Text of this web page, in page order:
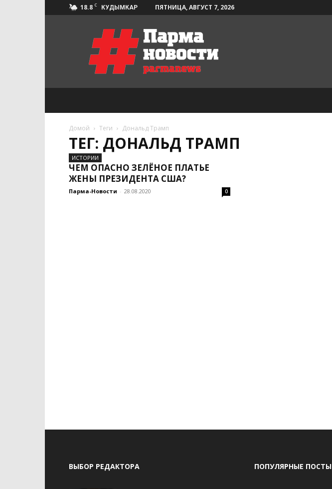
18.8 C КУДЫМКАР ПЯТНИЦА, АВГУСТ 7, 2026
Парма-
Новости
Домой Теги Дональд Трамп
ТЕГ: ДОНАЛЬД ТРАМП
ИСТОРИИ
ЧЕМ ОПАСНО ЗЕЛЁНОЕ ПЛАТЬЕ
ЖЕНЫ ПРЕЗИДЕНТА США?
Парма-Новости - 28.08.2020 0
ВЫБОР РЕДАКТОРА ПОПУЛЯРНЫЕ ПОСТЫ